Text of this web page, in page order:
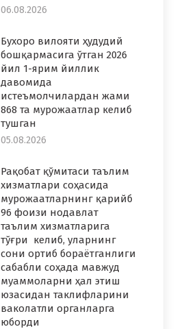
06.08.2026
Бухоро вилояти ҳудудий
бошқармасига ўтган 2026
йил 1-ярим йиллик
давомида
истеъмолчилардан жами
868 та мурожаатлар келиб
тушган
05.08.2026
Рақобат қўмитаси таълим
хизматлари соҳасида
мурожаатларнинг қарийб
96 фоизи нодавлат
таълим хизматларига
тўғри келиб, уларнинг
сони ортиб бораётганлиги
сабабли соҳада мавжуд
муаммоларни ҳал этиш
юзасидан таклифларини
ваколатли органларга
юборди